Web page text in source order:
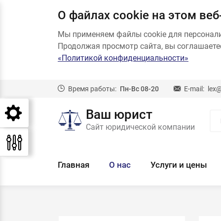
О файлах cookie на этом
Мы применяем файлы cookie для
Продолжая просмотр сайта, вы
«Политикой конфиденциальности»
Время работы: Пн-Вс 08-20 E-mail:
Ваш юрист
Сайт юридической компании
Главная О нас Услуги и цены